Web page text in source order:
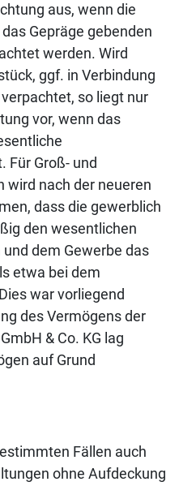
aus, wenn die
Gepräge gebenden
werden. Wird
ggf. in Verbindung
so liegt nur
vor, wenn das
Für Groß- und
wird nach der neueren
dass die gewerblich
den wesentlichen
dem Gewerbe das
etwa bei dem
war vorliegend
des Vermögens der
& Co. KG lag
auf Grund
Fällen auch
ohne Aufdeckung